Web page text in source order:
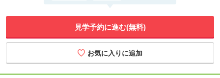
見学予約に進む(無料)